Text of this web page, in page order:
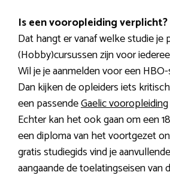
Is een vooropleiding verplicht?
Dat hangt er vanaf welke studie je
(Hobby)cursussen zijn voor
Wil je je aanmelden voor een
Dan kijken de opleiders iets
een passendeGaelic vooropleiding
Echter kan het ook gaan om een
een diploma van het voortgezet
gratis studiegids vind je
aangaande de toelatingseisen van